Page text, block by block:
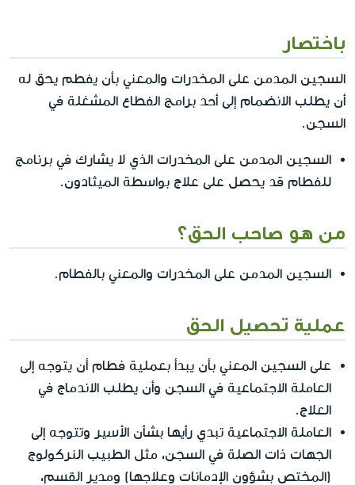
باختصار
السجين المدمن على المخدرات والمعني بأن يفطم يحق له
أن يطلب الانضمام إلى أحد برامج الفطاع المشغلة في
السجن.
السجين المدمن على المخدرات الذي لا يشارك في برنامج
للفطام قد يحصل على علاج بواسطة الميثادون.
من هو صاحب الحق؟
السجين المدمن على المخدرات والمعني بالفطام.
عملية تحصيل الحق
على السجين المعني بأن يبدأ بعملية فطام أن يتوجه إلى
العاملة الاجتماعية في السجن وأن يطلب الاندماج في
العلاج.
العاملة الاجتماعية تبدي رأيها بشأن الأسير وتتوجه إلى
الجهات ذات الصلة في السجن، مثل الطبيب النركولوج
(المختص بشؤون الإدمانات وعلاجها) ومدير القسم،